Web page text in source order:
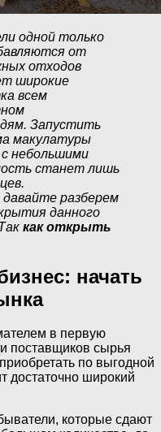
одной только
от
отходов
широкие
всем
Запустить
макулатуры
небольшими
станет лишь
разберем
данного
как открыть
начать
в первую
поставщиков сырья
по выгодной
достаточно широкий
которые сдают